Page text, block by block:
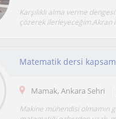
Karşılıklı alma verme
çözerek ilerleyeceğim.Akran
Mamak, Ankara Sehri
Makine mühendisi olmamın